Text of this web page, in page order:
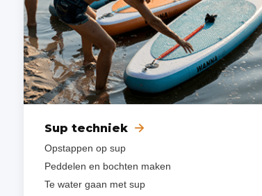
Sup techniek
Opstappen op sup
Peddelen en bochten maken
Te water gaan met sup